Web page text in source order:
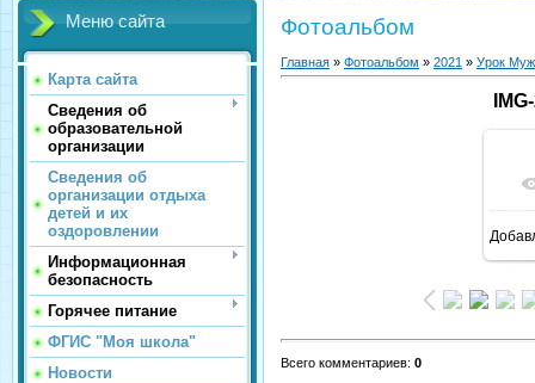
Меню сайта
Карта сайта
Сведения об
образовательной
организации
Сведения об
организации отдыха
детей и их
оздоровлении
Информационная
безопасность
Горячее питание
ФГИС "Моя школа"
Новости
Фотоальбом
Главная » Фотоальбом » 2021 » Урок
Всего комментариев: 0